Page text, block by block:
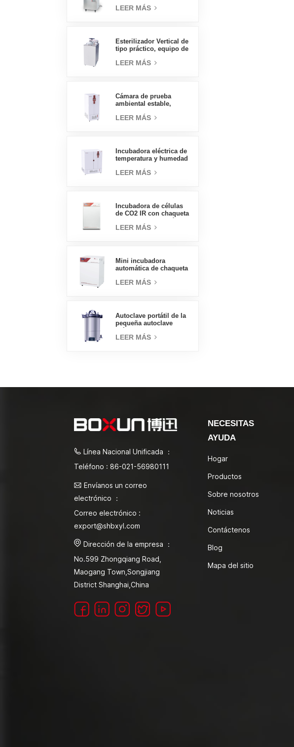
vertical de tipo
LEER MÁS
Esterilizador Vertical de
tipo práctico, equipo de
Vertical, esterilizador de
LEER MÁS
Cámara de prueba
ambiental estable,
laboratorio, precio al
LEER MÁS
Incubadora eléctrica de
temperatura y humedad
suministros de
LEER MÁS
Incubadora de células
de CO2 IR con chaqueta
160L Incubadoras
LEER MÁS
Mini incubadora
automática de chaqueta
laboratorio, tipo
LEER MÁS
Autoclave portátil de la
pequeña autoclave
de vapor 18L
LEER MÁS
Línea Nacional Unificada ：
Teléfono : 86-021-56980111
Envíanos un correo
electrónico ：
Correo electrónico :
export@shbxyl.com
Dirección de la empresa ：
No.599 Zhongqiang Road,
Maogang Town,Songjiang
District Shanghai,China
NECESITAS
AYUDA
Hogar
Productos
Sobre nosotros
Noticias
Contáctenos
Blog
Mapa del sitio